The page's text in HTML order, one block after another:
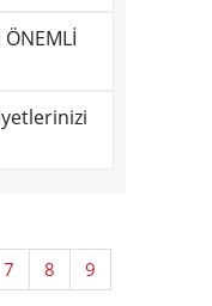
ÖNEMLİ
7 8
9